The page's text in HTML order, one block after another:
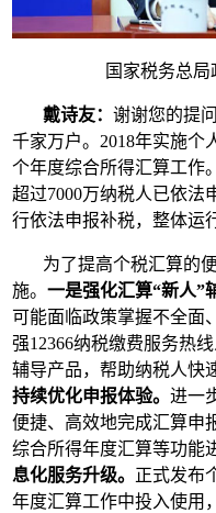
国家税务总
戴诗友：谢谢您的提
千家万户。2018年实施个
个年度综合所得汇算工作
超过7000万纳税人已依法
行依法申报补税，整体运
为了提高个税汇算的便
施。一是强化汇算“新人”
可能面临政策掌握不全面
强12366纳税缴费服务热
辅导产品，帮助纳税人快
持续优化申报体验。进一
便捷、高效地完成汇算申
综合所得年度汇算等功能
息化服务升级。 正式发布
年度汇算工作中投入使用